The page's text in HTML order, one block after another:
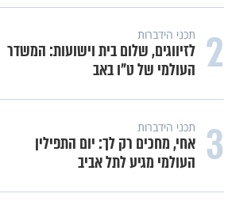
2 תכני הידברות
לזיווגים, שלום בית וישועות: המשדר
העולמי של ט"ו באב
3 תכני הידברות
אחי, מחכים רק לך: יום התפילין
העולמי מגיע לתל אביב